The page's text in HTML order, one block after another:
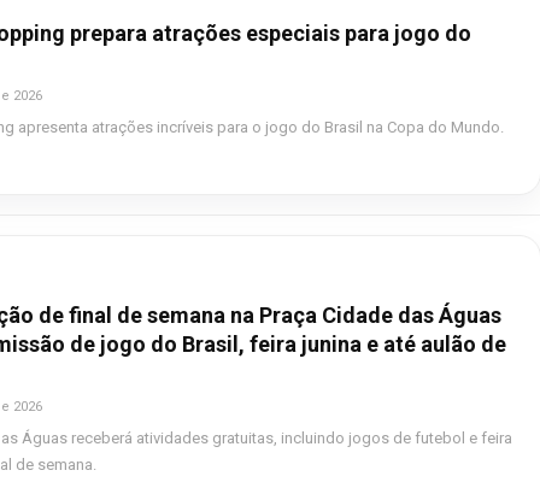
prepara atrações especiais para jogo do
2026
apresenta atrações incríveis para o jogo do Brasil na Copa do Mundo.
de final de semana na Praça Cidade das Águas
de jogo do Brasil, feira junina e até aulão de
2026
Águas receberá atividades gratuitas, incluindo jogos de futebol e feira
de semana.